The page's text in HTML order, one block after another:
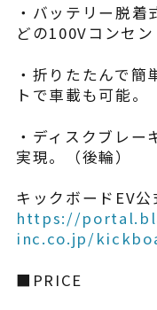
・バッテリー脱着
どの100Vコンセ
・折りたたんで簡
トで車載も可能。
・ディスクブレー
実現。（後輪）
キックボードEV公
https://
inc.co.jp/
■PRICE